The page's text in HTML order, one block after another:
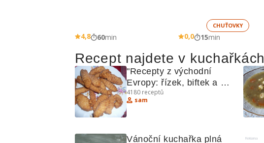
4,8 60min
CHUŤOVKY
0,0 15min
Recept najdete v kuchařkách
"Recepty z východní
Evropy: řízek, biftek a
další lahůdky"
4180 receptů
sam
Vánoční kuchařka plná
Reklama